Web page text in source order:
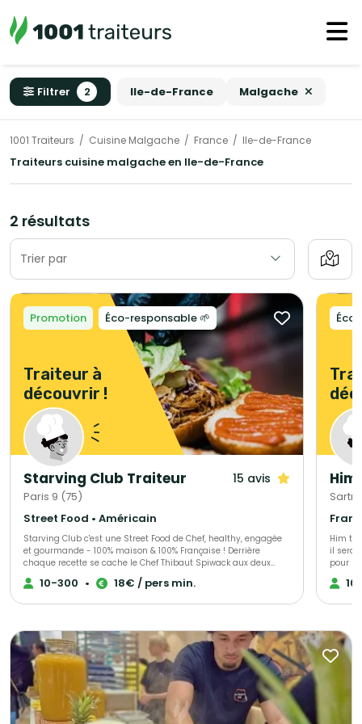
Filtrer 2 Ile-de-France Malgache
1001 Traiteurs Cuisine Malgache France Ile-de-France
Traiteurs cuisine malgache en Ile-de-France
2 résultats
Trier par
Traiteur à
découvrir !
Promotion Éco-responsable 🌱
Starving Club Traiteur 15 avis
Paris 9 (75)
Street Food • Américain
Starving Club c'est une Street Food de Chef, healthy, engagée
et gourmande - 100% maison & 100% Française ! Derrière
chaque recette se cache le Chef Thibaut Spiwack aux deux
Etoiles Michelin, la première est Verte en récompense à son
engagement pour une gastronomie durable et responsable, la
établissements, notre équipe se fera un plaisir de vous
satisfaire ! Avec Starving Club on se fait plaisir tout en
respectant la planète :)
10-300 • 18€ / pers min.
Him
il sera
pour le